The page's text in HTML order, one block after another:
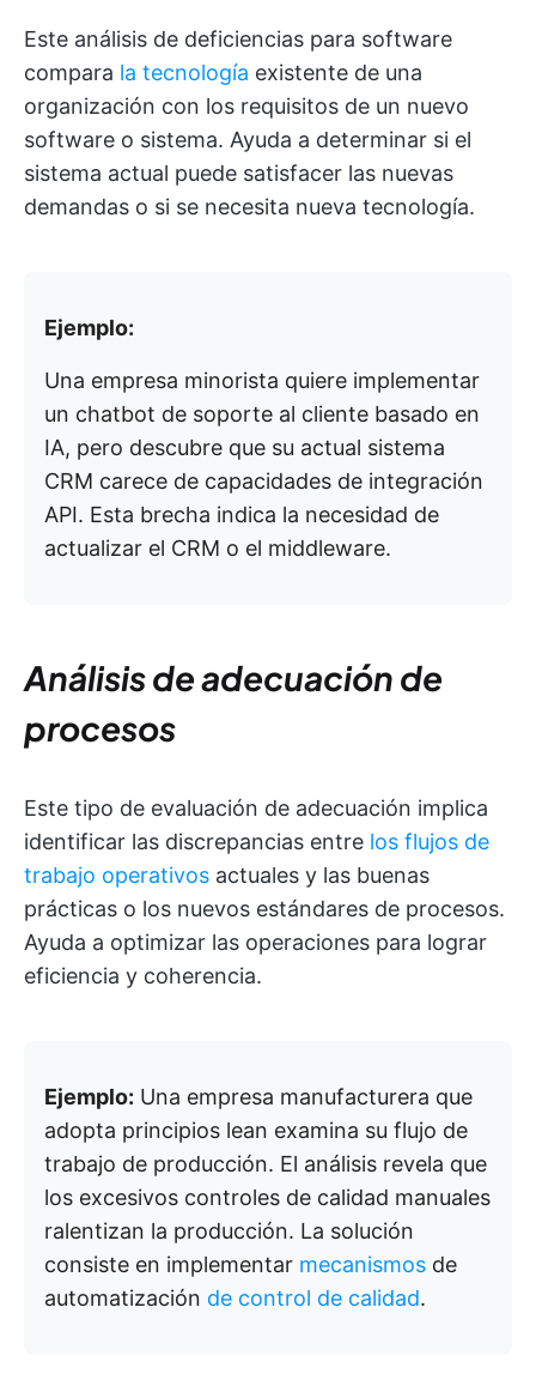
Este análisis de deficiencias para software
compara la tecnología existente de una
organización con los requisitos de un nuevo
software o sistema. Ayuda a determinar si el
sistema actual puede satisfacer las nuevas
demandas o si se necesita nueva tecnología.
Ejemplo:
Una empresa minorista quiere implementar
un chatbot de soporte al cliente basado en
IA, pero descubre que su actual sistema
CRM carece de capacidades de integración
API. Esta brecha indica la necesidad de
actualizar el CRM o el middleware.
Análisis de adecuación de
procesos
Este tipo de evaluación de adecuación implica
identificar las discrepancias entre los flujos de
trabajo operativos actuales y las buenas
prácticas o los nuevos estándares de procesos.
Ayuda a optimizar las operaciones para lograr
eficiencia y coherencia.
Ejemplo: Una empresa manufacturera que
adopta principios lean examina su flujo de
trabajo de producción. El análisis revela que
los excesivos controles de calidad manuales
ralentizan la producción. La solución
consiste en implementar mecanismos de
automatización de control de calidad.